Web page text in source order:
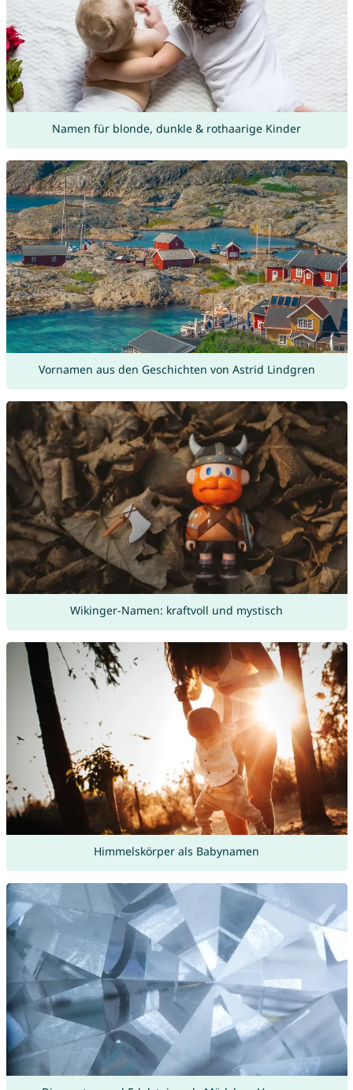
Namen für blonde, dunkle & rothaarige Kinder
Vornamen aus den Geschichten von Astrid Lindgren
Wikinger-Namen: kraftvoll und mystisch
Himmelskörper als Babynamen